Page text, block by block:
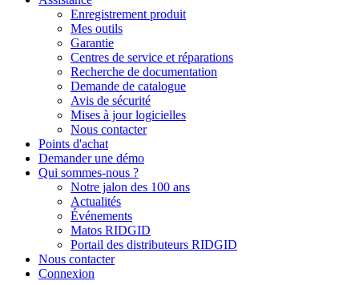
Enregistrement produit
Mes outils
Garantie
Centres de service et réparations
Recherche de documentation
Demande de catalogue
Avis de sécurité
Mises à jour logicielles
Nous contacter
Points d'achat
Demander une démo
Qui sommes-nous ?
Notre jalon des 100 ans
Actualités
Événements
Matos RIDGID
Portail des distributeurs RIDGID
Nous contacter
Connexion